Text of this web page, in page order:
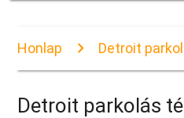
Honlap Detroit
Detroit parkolás